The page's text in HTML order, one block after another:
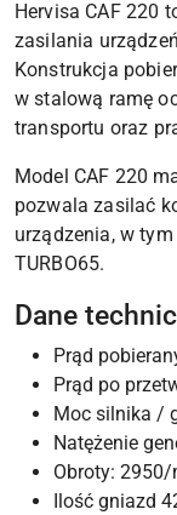
Hervisa CAF 220
zasilania
Konstrukcja
w stalową ramę
transportu oraz
Model CAF 220
pozwala zasilać
urządzenia, w tym
TURBO65.
Dane
Prąd
Prąd po
Moc silnika /
Natężenie
Obroty: 2950/
Ilość gniazd